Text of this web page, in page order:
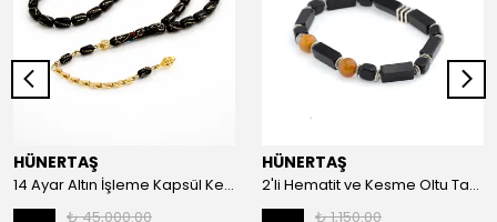
HÜNERTAŞ
14 Ayar Altın İşleme Kapsül Kesim Oltu Taşı Tespih
₺ 45,000.00
HÜNERTAŞ
2'li Hematit ve Kesme Oltu Taşı Bileklik
₺ 1,150.00